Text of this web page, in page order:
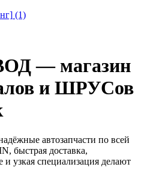
(1)
— магазин
и ШРУСов
автозапчасти по всей
быстрая доставка,
узкая специализация делают